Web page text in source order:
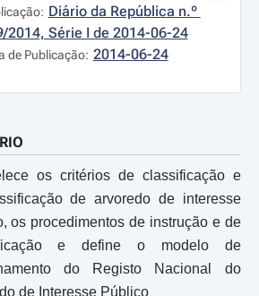
Diário da República n.º
2014, Série I de 2014-06-24
de Publicação: 2014-06-24
os critérios de classificação e
de arvoredo de interesse
os procedimentos de instrução e de
e define o modelo de
do Registo Nacional do
de Interesse Público